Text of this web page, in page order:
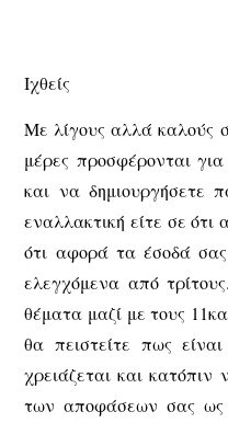
Ιχθείς
Με λίγους αλλά καλούς
μέρες προσφέρονται
και να δημιουργήσετε
εναλλακτική είτε σε
ότι αφορά τα έσοδά
ελεγχόμενα από
θέματα μαζί με τους
θα πειστείτε πως
χρειάζεται και
των αποφάσεων σας ως